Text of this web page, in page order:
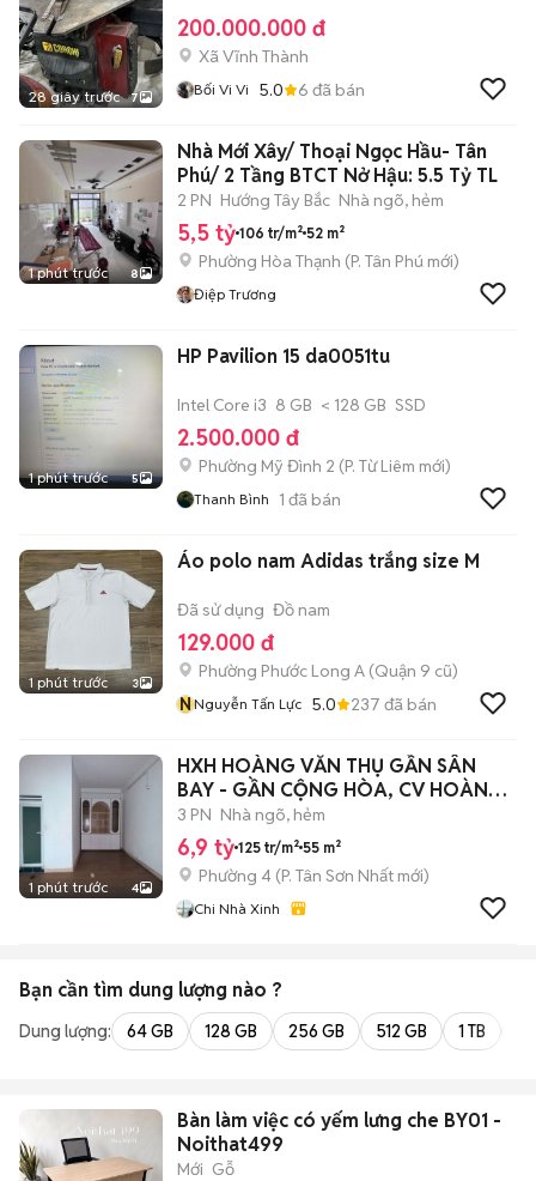
28 giây trước 7
200.000.000 đ
Xã Vĩnh Thành
Bối Vi Vi 5.0 6 đã bán
1 phút trước 8
Nhà Mới Xây/ Thoại Ngọc Hầu- Tân
Phú/ 2 Tầng BTCT Nở Hậu: 5.5 Tỷ TL
2 PN Hướng Tây Bắc Nhà ngõ, hẻm
5,5 tỷ 106 tr/m² 52 m²
Phường Hòa Thạnh (P. Tân Phú mới)
Điệp Trương
1 phút trước 5
HP Pavilion 15 da0051tu
Intel Core i3 8 GB < 128 GB SSD
2.500.000 đ
Phường Mỹ Đình 2 (P. Từ Liêm mới)
Thanh Bình 1 đã bán
1 phút trước 3
Áo polo nam Adidas trắng size M
Đã sử dụng Đồ nam
129.000 đ
Phường Phước Long A (Quận 9 cũ)
NNguyễn Tấn Lực 5.0 237 đã bán
1 phút trước 4
HXH HOÀNG VĂN THỤ GẦN SÂN
BAY - GẦN CỘNG HÒA, CV HOÀNG
VĂN THỤ.
3 PN Nhà ngõ, hẻm
6,9 tỷ 125 tr/m² 55 m²
Phường 4 (P. Tân Sơn Nhất mới)
Chi Nhà Xinh
Bạn cần tìm dung lượng nào ?
Dung lượng: 64 GB 128 GB 256 GB 512 GB 1 TB
Bàn làm việc có yếm lưng che BY01 -
Noithat499
Mới Gỗ